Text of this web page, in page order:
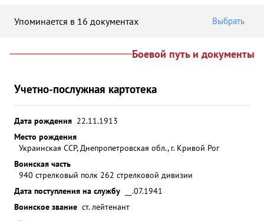
Упоминается в 16 документах Выбрать
Боевой путь и документы
Учетно-послужная картотека
Дата рождения 22.11.1913
Место рождения
Украинская ССР, Днепропетровская обл., г. Кривой Рог
Воинская часть
940 стрелковый полк 262 стрелковой дивизии
Дата поступления на службу
__.07.1941
Воинское звание ст. лейтенант